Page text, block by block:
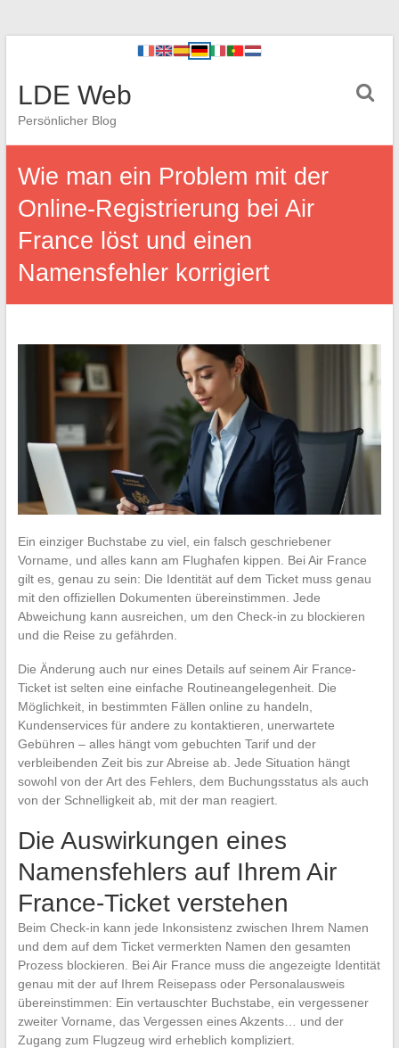
LDE Web
Persönlicher Blog
Wie man ein Problem mit der
Online-Registrierung bei Air
France löst und einen
Namensfehler korrigiert
Ein einziger Buchstabe zu viel, ein falsch geschriebener
Vorname, und alles kann am Flughafen kippen. Bei Air France
gilt es, genau zu sein: Die Identität auf dem Ticket muss genau
mit den offiziellen Dokumenten übereinstimmen. Jede
Abweichung kann ausreichen, um den Check-in zu blockieren
und die Reise zu gefährden.
Die Änderung auch nur eines Details auf seinem Air France-
Ticket ist selten eine einfache Routineangelegenheit. Die
Möglichkeit, in bestimmten Fällen online zu handeln,
Kundenservices für andere zu kontaktieren, unerwartete
Gebühren – alles hängt vom gebuchten Tarif und der
verbleibenden Zeit bis zur Abreise ab. Jede Situation hängt
sowohl von der Art des Fehlers, dem Buchungsstatus als auch
von der Schnelligkeit ab, mit der man reagiert.
Die Auswirkungen eines
Namensfehlers auf Ihrem Air
France-Ticket verstehen
Beim Check-in kann jede Inkonsistenz zwischen Ihrem Namen
und dem auf dem Ticket vermerkten Namen den gesamten
Prozess blockieren. Bei Air France muss die angezeigte Identität
genau mit der auf Ihrem Reisepass oder Personalausweis
übereinstimmen: Ein vertauschter Buchstabe, ein vergessener
zweiter Vorname, das Vergessen eines Akzents… und der
Zugang zum Flugzeug wird erheblich kompliziert.